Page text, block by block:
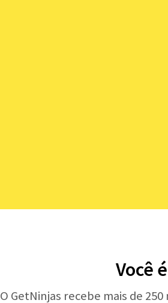
Você
O GetNinjas recebe mais de